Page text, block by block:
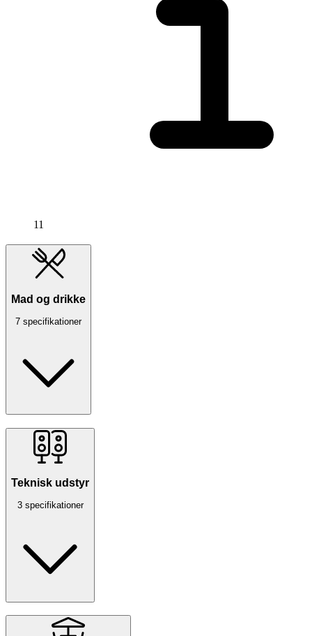
11
Mad og drikke
7 specifikationer
Teknisk udstyr
3 specifikationer